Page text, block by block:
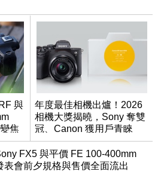
與
焦
年度最佳相機出爐！2026
相機大獎揭曉，Sony 奪雙
冠、Canon 獲用戶青睞
FX5 與平價 FE 100-400mm
表會前夕規格與售價全面流出